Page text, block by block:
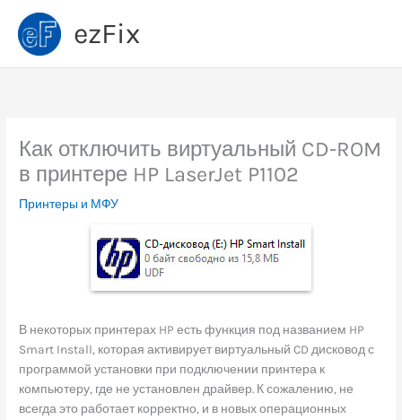
содержимомуezFix
Как отключить виртуальный CD-ROM
в принтере HP LaserJet P1102
Принтеры и МФУ
В некоторых принтерах HP есть функция под названием HP
Smart Install, которая активирует виртуальный CD дисковод с
программой установки при подключении принтера к
компьютеру, где не установлен драйвер. К сожалению, не
всегда это работает корректно, и в новых операционных